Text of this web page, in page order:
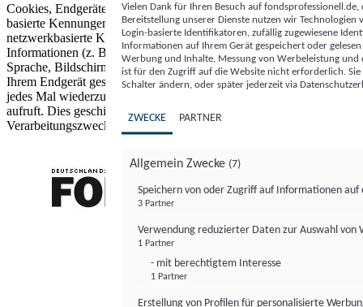
Cookies, Endgeräte- oder ähnliche Online-Kennungen (z. B. login-
basierte Kennungen, zufällig generierte Kennungen,
netzwerkbasierte Kennungen) können zusammen mit anderen
Informationen (z. B. Browsertyp und Browserinformationen,
Sprache, Bildschirmgröße, unterstützte Technologien usw.) auf
Ihrem Endgerät gespeichert oder von dort ausgelesen werden, um es
jedes Mal wiederzuerkennen, wenn es eine App oder einer Webseite
aufruft. Dies geschieht für einen oder mehrere der hier aufgeführten
Verarbeitungszwecke.
Vielen Dank für Ihren Besuch auf
Bereitstellung unserer Dienste nutzen wir Technologien
Login-basierte Identifikatoren, zufällig zugewiesene
Informationen auf Ihrem Gerät gespeichert oder
Werbung und Inhalte, Messung von Werbeleistung
ist für den Zugriff auf die Website nicht erforderlich.
Schalter ändern, oder später jederzeit via
ZWECKE PARTNER
Allgemein Zwecke (7)
Speichern von oder Zugriff auf Informationen auf
3 Partner
Verwendung reduzierter Daten zur Auswahl von
1 Partner
- mit berechtigtem Interesse
1 Partner
Erstellung von Profilen für personalisierte
FONDS professionell